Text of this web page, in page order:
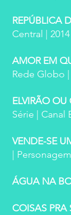
REPÚBLICA
Central | 2014
AMOR EM
Rede Globo
ELVIRÃO
Série | Canal
VENDE-SE
|
ÁGUA NA
COISAS PRA